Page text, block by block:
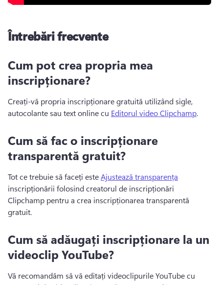
Întrebări frecvente
Cum pot crea propria mea
inscripționare?
Creați-vă propria inscripționare gratuită utilizând sigle,
autocolante sau text online cu Editorul video Clipchamp.
Cum să fac o inscripționare
transparentă gratuit?
Tot ce trebuie să faceți este Ajustează transparența
inscripționării folosind creatorul de inscripționări
Clipchamp pentru a crea inscripționarea transparentă
gratuit.
Cum să adăugați inscripționare la un
videoclip YouTube?
Vă recomandăm să vă editați videoclipurile YouTube cu